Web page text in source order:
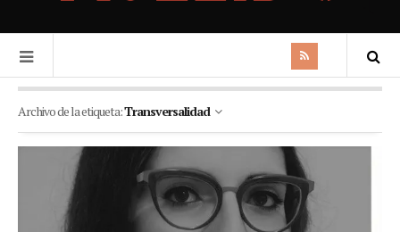
Archivo de la etiqueta:Transversalidad